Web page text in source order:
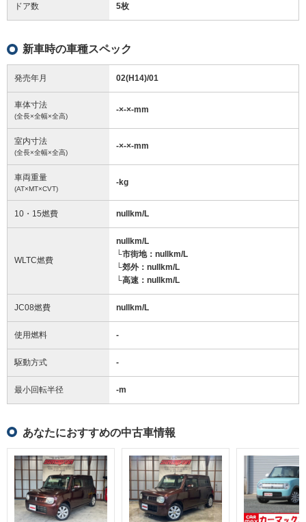
ドア数 5枚
新車時の車種スペック
発売年月 02(H14)/01
車体寸法
(全長×全幅×全高)
-×-×-mm
室内寸法
(全長×全幅×全高)
-×-×-mm
車両重量
(AT×MT×CVT)
-kg
10・15燃費 nullkm/L
WLTC燃費
nullkm/L
└市街地：nullkm/L
└郊外：nullkm/L
└高速：nullkm/L
JC08燃費 nullkm/L
使用燃料 -
駆動方式 -
最小回転半径 -m
あなたにおすすめの中古車情報